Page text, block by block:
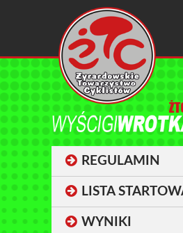
Wyścigi
SUPER
FIT RACE
REGULAMIN
LISTA
WYNIKI